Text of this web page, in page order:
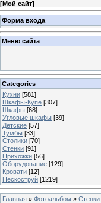
[Мой сайт]
Форма входа
Меню сайта
Categories
Кухни [581]
Шкафы-Купе [307]
Шкафы [68]
Угловые шкафы [39]
Детские [57]
Тумбы [33]
Столики [70]
Стенки [91]
Прихожки [56]
Оборудование [129]
Кровати [12]
Пескоструй [1219]
Главная » Фотоальбом » Стенки